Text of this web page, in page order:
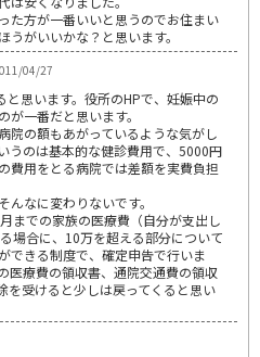
た方が一番いいと思うのでお住まい
がいいかな？と思います。
04/27
と思います。役所のHPで、妊娠中の
一番だと思います。
院の額もあがっているような気がし
うのは基本的な健診費用で、5000円
費用をとる病院では差額を実費負担
なに変わりないです。
までの家族の医療費（自分が支出し
場合に、10万を超える部分について
できる制度で、確定申告で行いま
医療費の領収書、通院交通費の領収
を受けると少しは戻ってくると思い